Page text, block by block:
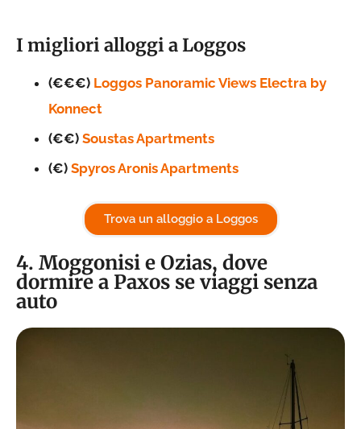
I migliori alloggi a Loggos
(€€€) Loggos Panoramic Views Electra by
Konnect
(€€) Soustas Apartments
(€) Spyros Aronis Apartments
Trova un alloggio a Loggos
4. Moggonisi e Ozias, dove
dormire a Paxos se viaggi senza
auto